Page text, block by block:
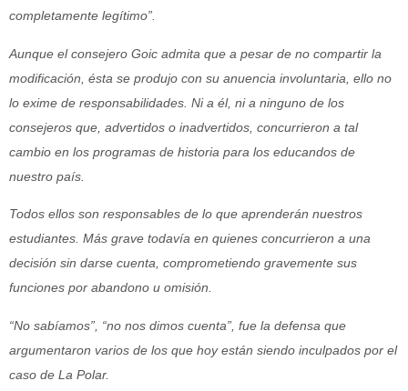
completamente legítimo”.
Aunque el consejero Goic admita que a pesar de no compartir la
modificación, ésta se produjo con su anuencia involuntaria, ello no
lo exime de responsabilidades. Ni a él, ni a ninguno de los
consejeros que, advertidos o inadvertidos, concurrieron a tal
cambio en los programas de historia para los educandos de
nuestro país.
Todos ellos son responsables de lo que aprenderán nuestros
estudiantes. Más grave todavía en quienes concurrieron a una
decisión sin darse cuenta, comprometiendo gravemente sus
funciones por abandono u omisión.
“No sabíamos”, “no nos dimos cuenta”, fue la defensa que
argumentaron varios de los que hoy están siendo inculpados por el
caso de La Polar.